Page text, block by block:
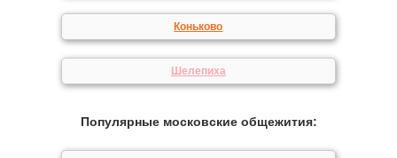
Коньково
Шелепиха
Популярные московские общежития: